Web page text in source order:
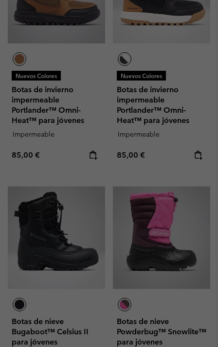
Nuevos Colores
Botas de invierno
impermeable
Portlander™ Omni-
Heat™ para jóvenes
Impermeable
Regular price:
85,00 €
Nuevos Colores
Botas de invierno
impermeable
Portlander™ Omni-
Heat™ para jóvenes
Impermeable
Regular price:
85,00 €
Botas de nieve
Bugaboot™ Celsius II
para jóvenes
Botas de nieve
Powderbug™ Snowlite™
para jóvenes